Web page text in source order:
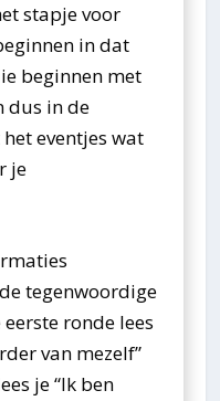
stapje voor
in dat
beginnen met
dus in de
eventjes wat
je
tegenwoordige
ronde lees
van mezelf”
je “Ik ben